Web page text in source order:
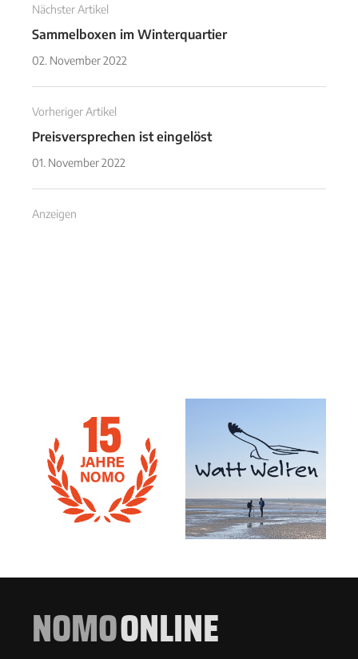
Nächster Artikel
Sammelboxen im Winterquartier
02. November 2022
Vorheriger Artikel
Preisversprechen ist eingelöst
01. November 2022
Anzeigen
NOMOONLINE